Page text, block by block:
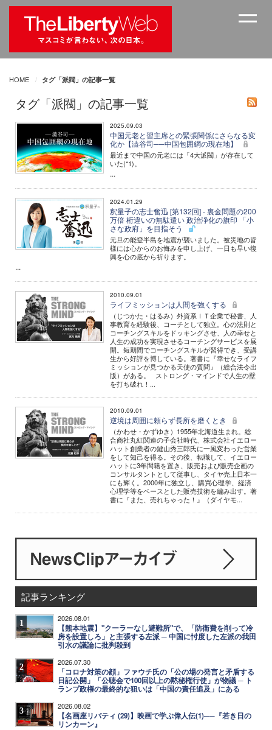
HOME タグ「派閥」の記事一覧
タグ「派閥」の記事一覧
2025.09.03
中国元老と習主席との緊張関係にさらなる変
化か【澁谷司──中国包囲網の現在地】
最近まで中国の元老には「4大派閥」が存在して
いた(*1)。
...
2024.01.29
釈量子の志士奮迅 [第132回] - 裏金問題の200
万倍 桁違いの無駄遣い 政治浄化の旗印 「小
さな政府」を目指そう
元旦の能登半島を地震が襲いました。被災地の皆
様には心からのお悔みを申し上げ、一日も早い復
興を心の底から祈ります。
...
2010.09.01
ライフミッションは人間を強くする
（じつかた・はるみ）外資系ＩＴ企業で秘書、人
事教育を経験後、コーチとして独立。心の法則と
コーチングスキルをドッキングさせ、人の幸せと
人生の成功を実現させるコーチングサービスを展
開。短期間でコーチングスキルが習得でき、受講
生から好評を博している。著書に『幸せなライフ
ミッションが見つかる天使の質問』（総合法令出
版）がある。 ストロング・マインドで人生の壁
を打ち破れ！...
2010.09.01
逆境は周囲に頼らず長所を磨くとき
（かわせ・かずゆき）1955年北海道生まれ。総
合商社丸紅関連の子会社時代、株式会社イエロー
ハット創業者の鍵山秀三郎氏に一風変わった営業
をして知己を得る。その後、転職して、イエロー
ハットに3年間籍を置き、販売および販売企画の
コンサルタントとして従事し、タイヤ売上日本一
にも輝く。2000年に独立し、購買心理学、経済
心理学等をベースとした販売技術を編み出す。著
書に『また、売れちゃった！』（ダイヤモ...
記事ランキング
1 2026.08.01
【熊本地震】"クーラーなし避難所"で、「防衛費を削って冷
房を設置しろ」と主張する左派 ─ 中国に忖度した左派の我田
引水の議論に批判殺到
2 2026.07.30
「コロナ対策の顔」ファウチ氏の「公の場の発言と矛盾する
日記公開」「公聴会で100回以上の黙秘権行使」が物議 ─ ト
ランプ政権の最終的な狙いは「中国の責任追及」にある
3 2026.08.02
【名画座リバティ (29)】映画で学ぶ偉人伝(1)──『若き日の
リンカーン』